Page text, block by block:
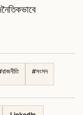
রাজনীতি #সংসদ